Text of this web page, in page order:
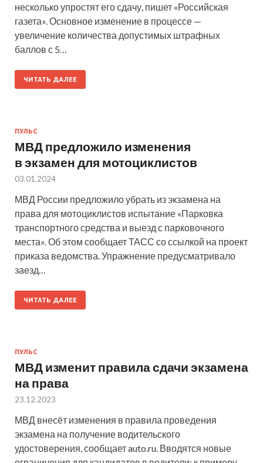
несколько упростят его сдачу, пишет «Российская
газета». Основное изменение в процессе —
увеличение количества допустимых штрафных
баллов с 5…
ЧИТАТЬ ДАЛЕЕ
ПУЛЬС
МВД предложило изменения
в экзамен для мотоциклистов
03.01.2024
МВД России предложило убрать из экзамена на
права для мотоциклистов испытание «Парковка
транспортного средства и выезд с парковочного
места». Об этом сообщает ТАСС со ссылкой на проект
приказа ведомства. Упражнение предусматривало
заезд…
ЧИТАТЬ ДАЛЕЕ
ПУЛЬС
МВД изменит правила сдачи экзамена
на права
23.12.2023
МВД внесёт изменения в правила проведения
экзамена на получение водительского
удостоверения, сообщает auto.ru. Вводятся новые